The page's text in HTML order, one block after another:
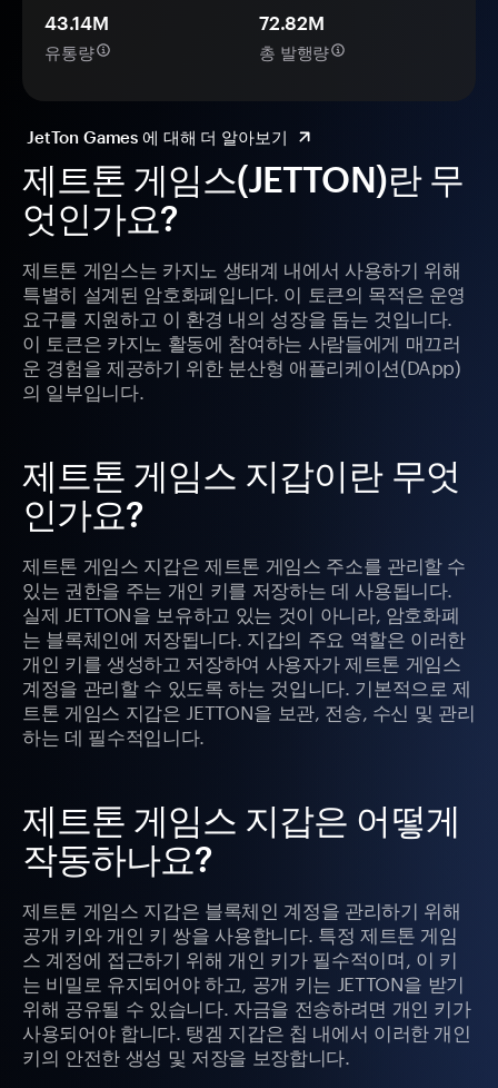
제트톤 게임스(JETTON)란 무
엇인가요?
제트톤 게임스는 카지노 생태계 내에서 사용하기 위해
특별히 설계된 암호화폐입니다. 이 토큰의 목적은 운영
요구를 지원하고 이 환경 내의 성장을 돕는 것입니다.
이 토큰은 카지노 활동에 참여하는 사람들에게 매끄러
운 경험을 제공하기 위한 분산형 애플리케이션(DApp)
의 일부입니다.
제트톤 게임스 지갑이란 무엇
인가요?
제트톤 게임스 지갑은 제트톤 게임스 주소를 관리할 수
있는 권한을 주는 개인 키를 저장하는 데 사용됩니다.
실제 JETTON을 보유하고 있는 것이 아니라, 암호화폐
는 블록체인에 저장됩니다. 지갑의 주요 역할은 이러한
개인 키를 생성하고 저장하여 사용자가 제트톤 게임스
계정을 관리할 수 있도록 하는 것입니다. 기본적으로 제
트톤 게임스 지갑은 JETTON을 보관, 전송, 수신 및 관리
하는 데 필수적입니다.
제트톤 게임스 지갑은 어떻게
작동하나요?
제트톤 게임스 지갑은 블록체인 계정을 관리하기 위해
공개 키와 개인 키 쌍을 사용합니다. 특정 제트톤 게임
스 계정에 접근하기 위해 개인 키가 필수적이며, 이 키
는 비밀로 유지되어야 하고, 공개 키는 JETTON을 받기
위해 공유될 수 있습니다. 자금을 전송하려면 개인 키가
사용되어야 합니다. 탱겜 지갑은 칩 내에서 이러한 개인
키의 안전한 생성 및 저장을 보장합니다.
43.14M
유통량
72.82M
총 발행량
JetTon Games 에 대해 더 알아보기